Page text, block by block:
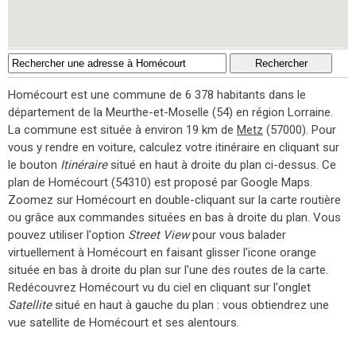
Homécourt est une commune de 6 378 habitants dans le
département de la Meurthe-et-Moselle (54) en région Lorraine.
La commune est située à environ 19 km de Metz (57000). Pour
vous y rendre en voiture, calculez votre itinéraire en cliquant sur
le bouton Itinérairesitué en haut à droite du plan ci-dessus. Ce
plan de Homécourt (54310) est proposé par Google Maps.
Zoomez sur Homécourt en double-cliquant sur la carte routière
ou grâce aux commandes situées en bas à droite du plan. Vous
pouvez utiliser l'option Street Viewpour vous balader
virtuellement à Homécourt en faisant glisser l'icone orange
située en bas à droite du plan sur l'une des routes de la carte.
Redécouvrez Homécourt vu du ciel en cliquant sur l'onglet
Satellitesitué en haut à gauche du plan : vous obtiendrez une
vue satellite de Homécourt et ses alentours.